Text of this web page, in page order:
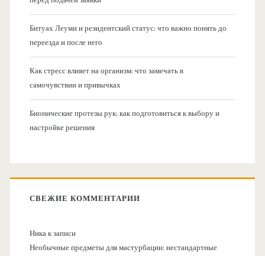
Битуах Леуми и резидентский статус: что важно понять до
переезда и после него
Как стресс влияет на организм: что замечать в
самочувствии и привычках
Бионические протезы рук: как подготовиться к выбору и
настройке решения
СВЕЖИЕ КОММЕНТАРИИ
Никак записи
Необычные предметы для мастурбации: нестандартные